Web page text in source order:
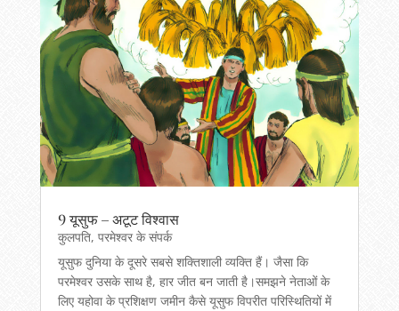
9 यूसुफ – अटूट विश्वास
कुलपति, परमेश्वर के संपर्क
यूसुफ दुनिया के दूसरे सबसे शक्तिशाली व्यक्ति हैं। जैसा कि
परमेश्वर उसके साथ है, हार जीत बन जाती है।समझने नेताओं के
लिए यहोवा के प्रशिक्षण जमीन कैसे यूसुफ विपरीत परिस्थितियों में